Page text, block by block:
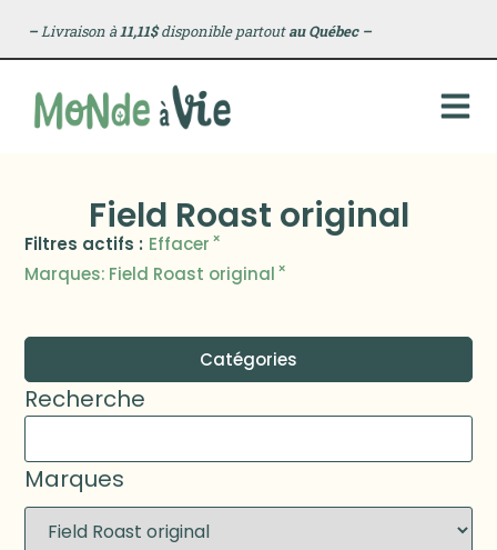
–Livraison à11,11$disponible partoutau Québec –
Field Roast original
Filtres actifs : Effacer ×
Marques: Field Roast original ×
Catégories
Recherche
Marques